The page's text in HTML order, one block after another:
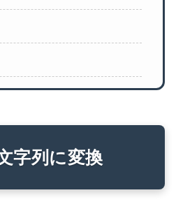
字列に変換